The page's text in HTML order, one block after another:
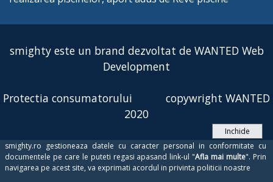
smighty este un brand dezvoltat de WANTED Web
Development
Protectia consumatorului
copywright WANTED
2020
Inchide
smighty.ro gestioneaza datele cu caracter personal in conformitate cu
documentele pe care le puteti regasi apasand link-ul "Afla mai multe". Prin
navigarea pe acest site, va exprimati acordul in privinta politicii noastre